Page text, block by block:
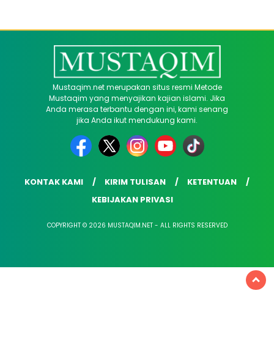
Mustaqim.net merupakan situs resmi Metode
Mustaqim yang menyajikan kajian islami. Jika
Anda merasa terbantu dengan ini, kami senang
jika Anda ikut mendukung kami.
KONTAK KAMI KIRIM TULISAN
KETENTUAN
KEBIJAKAN PRIVASI
COPYRIGHT © 2026 MUSTAQIM.NET - ALL RIGHTS RESERVED